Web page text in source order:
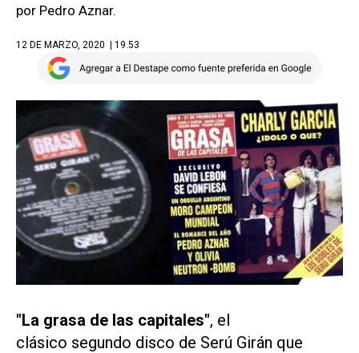
por Pedro Aznar.
12 DE MARZO, 2020 | 19.53
"La grasa de las capitales", el
clásico segundo disco de Serú Girán que